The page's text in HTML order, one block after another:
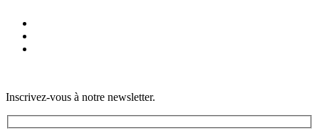
Inscrivez-vous à notre newsletter.